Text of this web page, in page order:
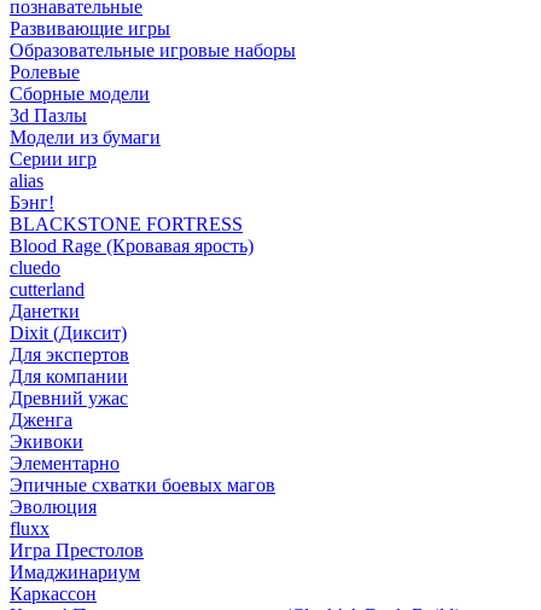
познавательные
Развивающие игры
Образовательные игровые наборы
Ролевые
Сборные модели
3d Пазлы
Модели из бумаги
Серии игр
alias
Бэнг!
BLACKSTONE FORTRESS
Blood Rage (Кровавая ярость)
cluedo
cutterland
Данетки
Dixit (Диксит)
Для экспертов
Для компании
Древний ужас
Дженга
Экивоки
Элементарно
Эпичные схватки боевых магов
Эволюция
fluxx
Игра Престолов
Имаджинариум
Каркассон